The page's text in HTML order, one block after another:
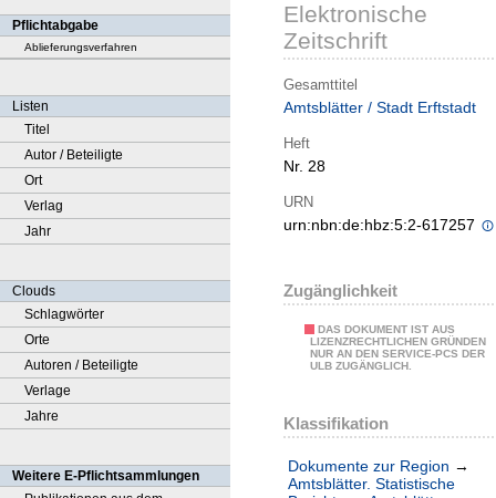
Pflichtabgabe
Ablieferungsverfahren
Listen
Titel
Autor / Beteiligte
Ort
Verlag
Jahr
Clouds
Schlagwörter
Orte
Autoren / Beteiligte
Verlage
Jahre
Weitere E-Pflichtsammlungen
Elektronische
Zeitschrift
Gesamttitel
Amtsblätter / Stadt Erftstadt
Heft
Nr. 28
URN
urn:nbn:de:hbz:5:2-617257
Zugänglichkeit
DAS DOKUMENT IST AUS
LIZENZRECHTLICHEN GRÜNDEN
NUR AN DEN SERVICE-PCS DER
ULB ZUGÄNGLICH.
Klassifikation
Dokumente zur Region →
Amtsblätter. Statistische